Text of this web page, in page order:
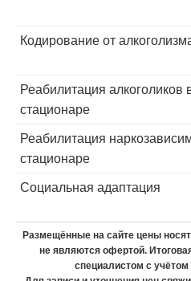
Кодирование от
Реабилитация алкоголиков
стационаре
Реабилитация
стационаре
Социальная адаптация
Размещённые на сайте цены
не являются офертой.
специалистом с